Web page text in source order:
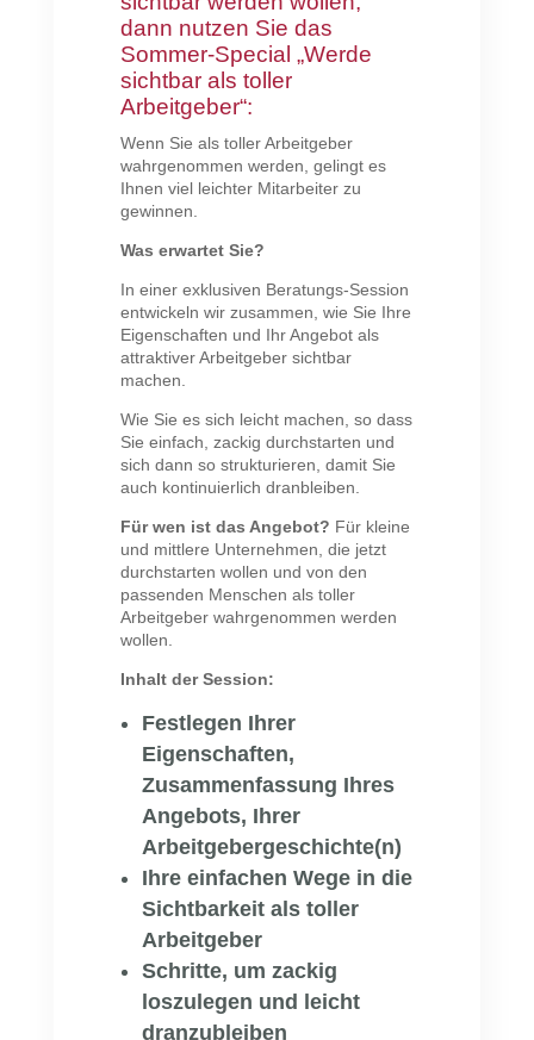
dann nutzen Sie das
Sommer-Special „Werde
sichtbar als toller
Arbeitgeber“:
Wenn Sie als toller Arbeitgeber
wahrgenommen werden, gelingt es
Ihnen viel leichter Mitarbeiter zu
gewinnen.
Was erwartet Sie?
In einer exklusiven Beratungs-Session
entwickeln wir zusammen, wie Sie Ihre
Eigenschaften und Ihr Angebot als
attraktiver Arbeitgeber sichtbar
machen.
Wie Sie es sich leicht machen, so dass
Sie einfach, zackig durchstarten und
sich dann so strukturieren, damit Sie
auch kontinuierlich dranbleiben.
Für wen ist das Angebot? Für kleine
und mittlere Unternehmen, die jetzt
durchstarten wollen und von den
passenden Menschen als toller
Arbeitgeber wahrgenommen werden
wollen.
Inhalt der Session:
Festlegen Ihrer
Eigenschaften,
Zusammenfassung Ihres
Angebots, Ihrer
Arbeitgebergeschichte(n)
Ihre einfachen Wege in die
Sichtbarkeit als toller
Arbeitgeber
Schritte, um zackig
loszulegen und leicht
dranzubleiben